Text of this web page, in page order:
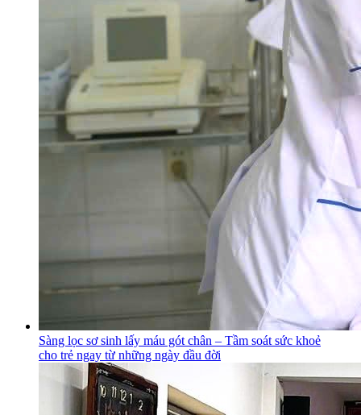
Sàng lọc sơ sinh lấy máu gót chân – Tầm soát sức khoẻ
cho trẻ ngay từ những ngày đầu đời